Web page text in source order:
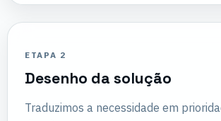
ETAPA 2
Desenho da solução
Traduzimos a necessidade em